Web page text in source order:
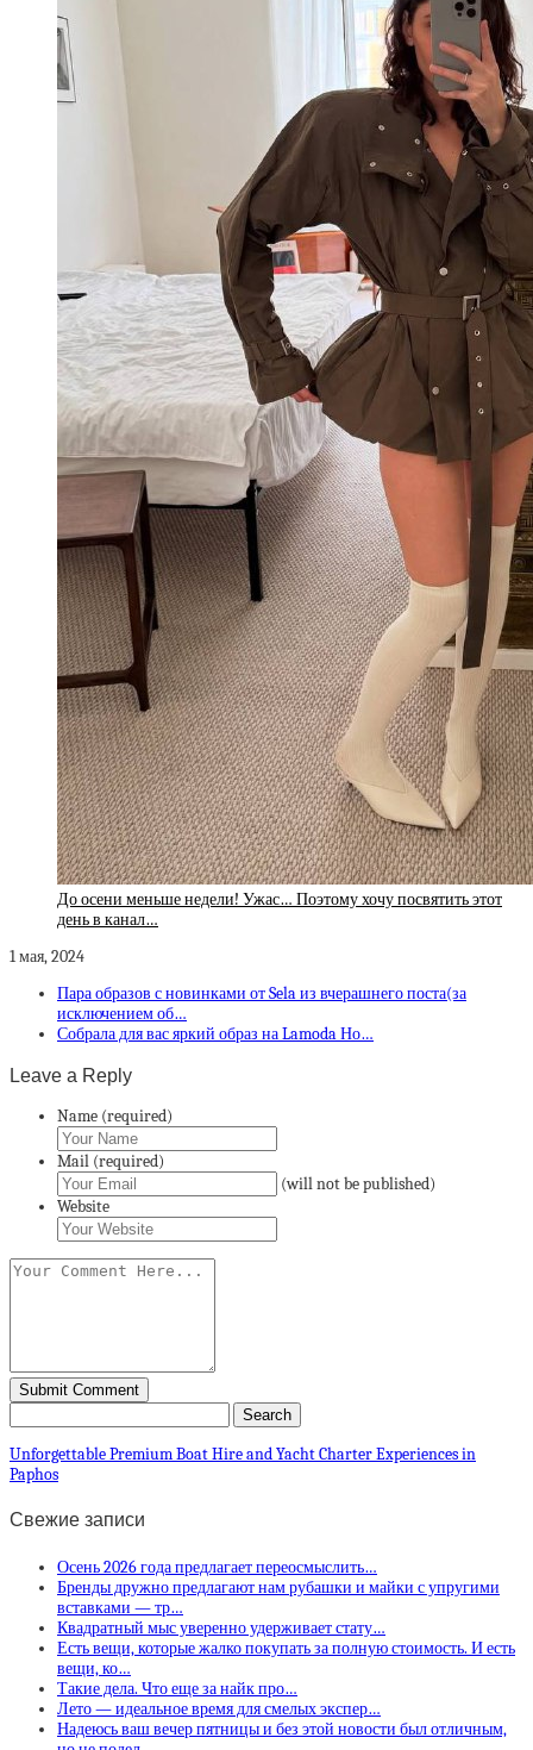
До осени меньше недели! Ужас… Поэтому хочу посвятить этот
день в канал…
1 мая, 2024
Пара образов с новинками от Sela из вчерашнего поста(за
исключением об…
Собрала для вас яркий образ на Lamoda Но…
Leave a Reply
Name (required)
Mail (required)
(will not be published)
Website
Unforgettable Premium Boat Hire and Yacht Charter Experiences in
Paphos
Свежие записи
Осень 2026 года предлагает переосмыслить…
Бренды дружно предлагают нам рубашки и майки с упругими
вставками — тр…
Квадратный мыс уверенно удерживает стату…
Есть вещи, которые жалко покупать за полную стоимость. И есть
вещи, ко…
Такие дела. Что еще за найк про…
Лето — идеальное время для смелых экспер…
Надеюсь ваш вечер пятницы и без этой новости был отличным,